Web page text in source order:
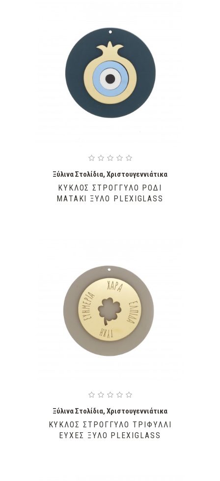
Ξύλινα Στολίδια, Χριστουγεννιάτικα
ΚΎΚΛΟΣ ΣΤΡΟΓΓΥΛΌ ΡΌΔΙ
ΜΑΤΆΚΙ ΞΎΛΟ PLEXIGLASS
Ξύλινα Στολίδια, Χριστουγεννιάτικα
ΚΎΚΛΟΣ ΣΤΡΟΓΓΥΛΌ ΤΡΙΦΎΛΛΙ
ΕΥΧΈΣ ΞΎΛΟ PLEXIGLASS